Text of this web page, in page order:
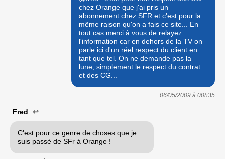
chez Orange que j'ai pris un
abonnement chez SFR et c'est pour la
même raison qu'on a fais ce site... En
tout cas merci à vous de relayez
l'information car en dehors de la TV on
parle ici d'un réel respect du client en
tant que tel. On ne demande pas la
lune, simplement le respect du contrat
et des CG...
06/05/2009 à 00h35
Fred ↩
C'est pour ce genre de choses que je
suis passé de SFr à Orange !